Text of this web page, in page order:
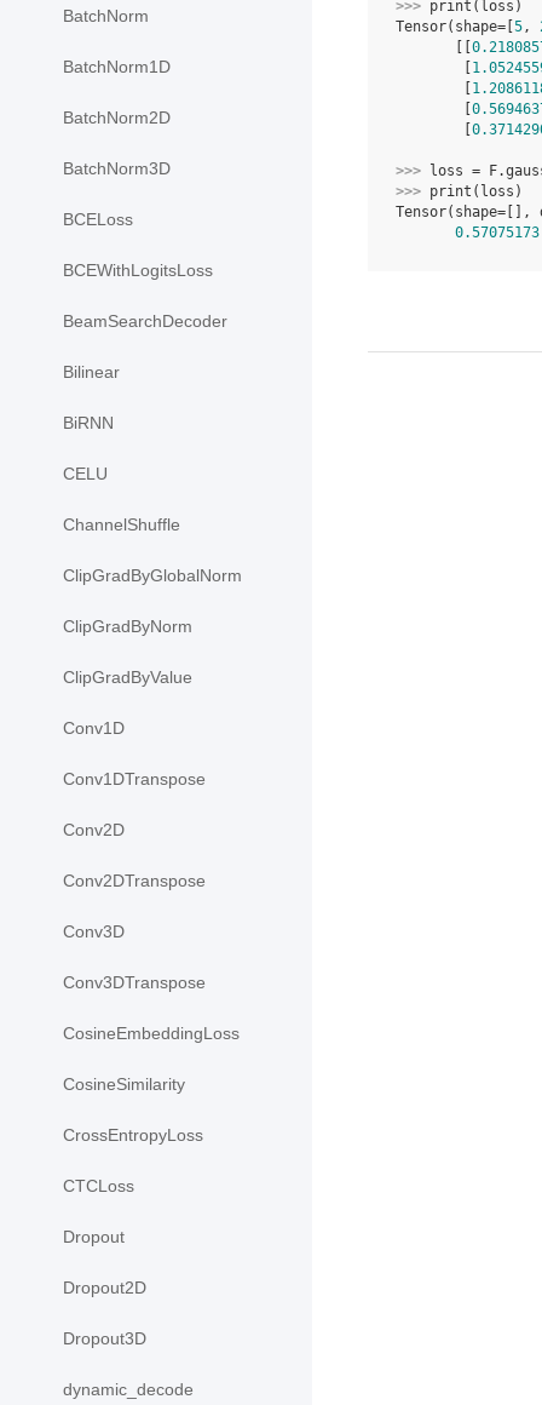
BatchNorm
BatchNorm1D
BatchNorm2D
BatchNorm3D
BCELoss
BCEWithLogitsLoss
BeamSearchDecoder
Bilinear
BiRNN
CELU
ChannelShuffle
ClipGradByGlobalNorm
ClipGradByNorm
ClipGradByValue
Conv1D
Conv1DTranspose
Conv2D
Conv2DTranspose
Conv3D
Conv3DTranspose
CosineEmbeddingLoss
CosineSimilarity
CrossEntropyLoss
CTCLoss
Dropout
Dropout2D
Dropout3D
dynamic_decode
>>> print ( loss )
Tensor(shape=[ 5,
>>> loss = F.
>>> print ( loss )
Tensor(shape=[],
0.57075173